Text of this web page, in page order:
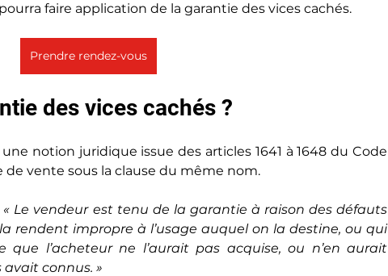
faire application de la garantie des vices cachés.
Prendre rendez-vous
des vices cachés ?
notion juridique issue des articles 1641 à 1648 du Code
de vente sous la clause du même nom.
« Le vendeur est tenu de la garantie à raison des défauts
rendent impropre à l’usage auquel on la destine, ou qui
l’acheteur ne l’aurait pas acquise, ou n’en aurait
avait connus. »